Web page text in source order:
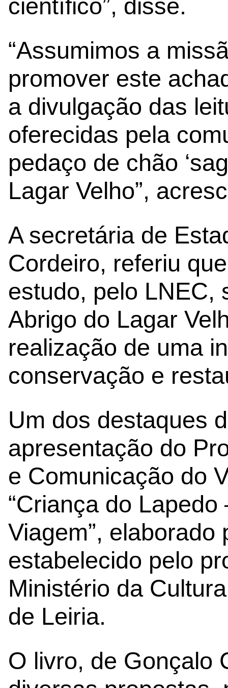
científico”, disse.
“Assumimos a
promover este
a divulgação das
oferecidas pela
pedaço de chão
Lagar Velho”,
A secretária de
Cordeiro, referiu
estudo, pelo LNEC,
Abrigo do Lagar
realização de uma
conservação e
Um dos destaques
apresentação do
e Comunicação do
“Criança do
Viagem”,
estabelecido pelo
Ministério da
de Leiria.
O livro, de Gonçalo